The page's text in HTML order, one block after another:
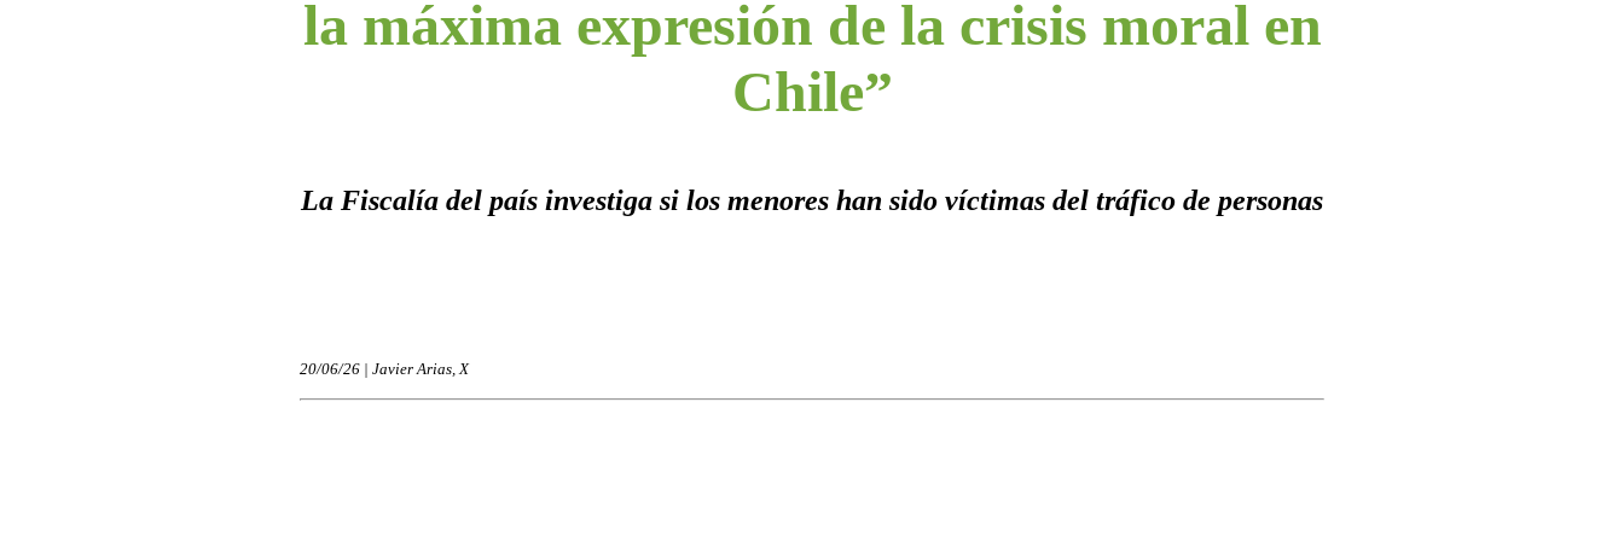
la máxima expresión de la crisis moral en
Chile”
La Fiscalía del país investiga si los menores han sido víctimas del tráfico de personas
20/06/26 | Javier Arias, X